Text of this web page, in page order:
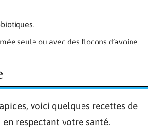
seule ou avec des flocons d’avoine.
voici quelques recettes de
respectant votre santé.